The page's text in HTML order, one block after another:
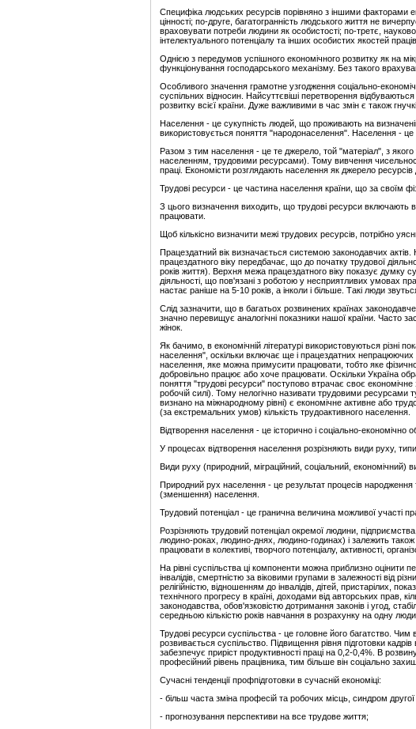
Специфіка людських ресурсів порівняно з іншими факторами
цінності; по-друге, багатогранність людського життя не
враховувати потреби людини як особистості; по-третє,
інтелектуального потенціалу та інших особистих якостей
Однією з передумов успішного економічного розвитку як на
функціонування господарського механізму. Без такого
Особливого значення грамотне узгодження соціально-
суспільних відносин. Найсуттєвіші перетворення
розвитку всієї країни. Дуже важливими в час змін є також
Населення - це сукупність людей, що проживають на визначеній
використовується поняття "народонаселення". Населення - це
Разом з тим населення - це те джерело, той "матеріал", з
населенням, трудовими ресурсами). Тому вивчення
праці. Економісти розглядають населення як джерело
Трудові ресурси - це частина населення країни, що за своїм
З цього визначення виходить, що трудові ресурси включають в
працювати.
Щоб кількісно визначити межі трудових ресурсів, потрібно
Працездатний вік визначається системою законодавчих
працездатного віку передбачає, що до початку трудової
років життя). Верхня межа працездатного віку показує думку
діяльності, що пов'язані з роботою у несприятливих умовах
настає раніше на 5-10 років, а інколи і більше. Такі люди
Слід зазначити, що в багатьох розвинених країнах
значно перевищує аналогічні показники нашої країни. Часто
жінок.
Як бачимо, в економічній літературі використовуються різні
населення", оскільки включає ще і працездатних
населення, яке можна примусити працювати, тобто яке
добровільно працює або хоче працювати. Оскільки Україна
поняття "трудові ресурси" поступово втрачає своє
робочій силі). Тому нелогічно називати трудовими
визнано на міжнародному рівні) є економічне активне або
(за екстремальних умов) кількість трудоактивного населення.
Відтворення населення - це історично і соціально-економічно
У процесах відтворення населення розрізняють види руху,
Види руху (природний, міграційний, соціальний, економічний)
Природний рух населення - це результат процесів народження
(зменшення) населення.
Трудовий потенціал - це гранична величина можливої участі
Розрізняють трудовий потенціал окремої людини,
людино-роках, людино-днях, людино-годинах) і залежить також
працювати в колективі, творчого потенціалу, активності,
На рівні суспільства ці компоненти можна приблизно
інвалідів, смертністю за віковими групами в залежності від
релігійністю, відношенням до інвалідів, дітей, пристарілих,
технічного прогресу в країні, доходами від авторських прав,
законодавства, обов'язковістю дотримання законів і угод,
середньою кількістю років навчання в розрахунку на одну
Трудові ресурси суспільства - це головне його багатство. Чим
розвивається суспільство. Підвищення рівня підготовки
забезпечує приріст продуктивності праці на 0,2-0,4%. В
професійний рівень працівника, тим більше він соціально
Сучасні тенденції профпідготовки в сучасній економіці:
- більш часта зміна професій та робочих місць, синдром другої
- прогнозування перспективи на все трудове життя;